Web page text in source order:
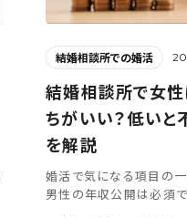
結婚相談所での婚活
結婚相談所で女性
ちがいい？低いと
を解説
婚活で気になる項目の一
男性の年収公開は必須